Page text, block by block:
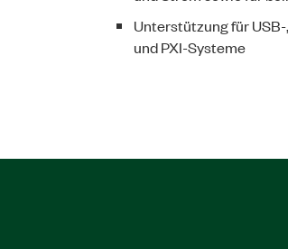
​Unterstützung für
und PXI-Systeme